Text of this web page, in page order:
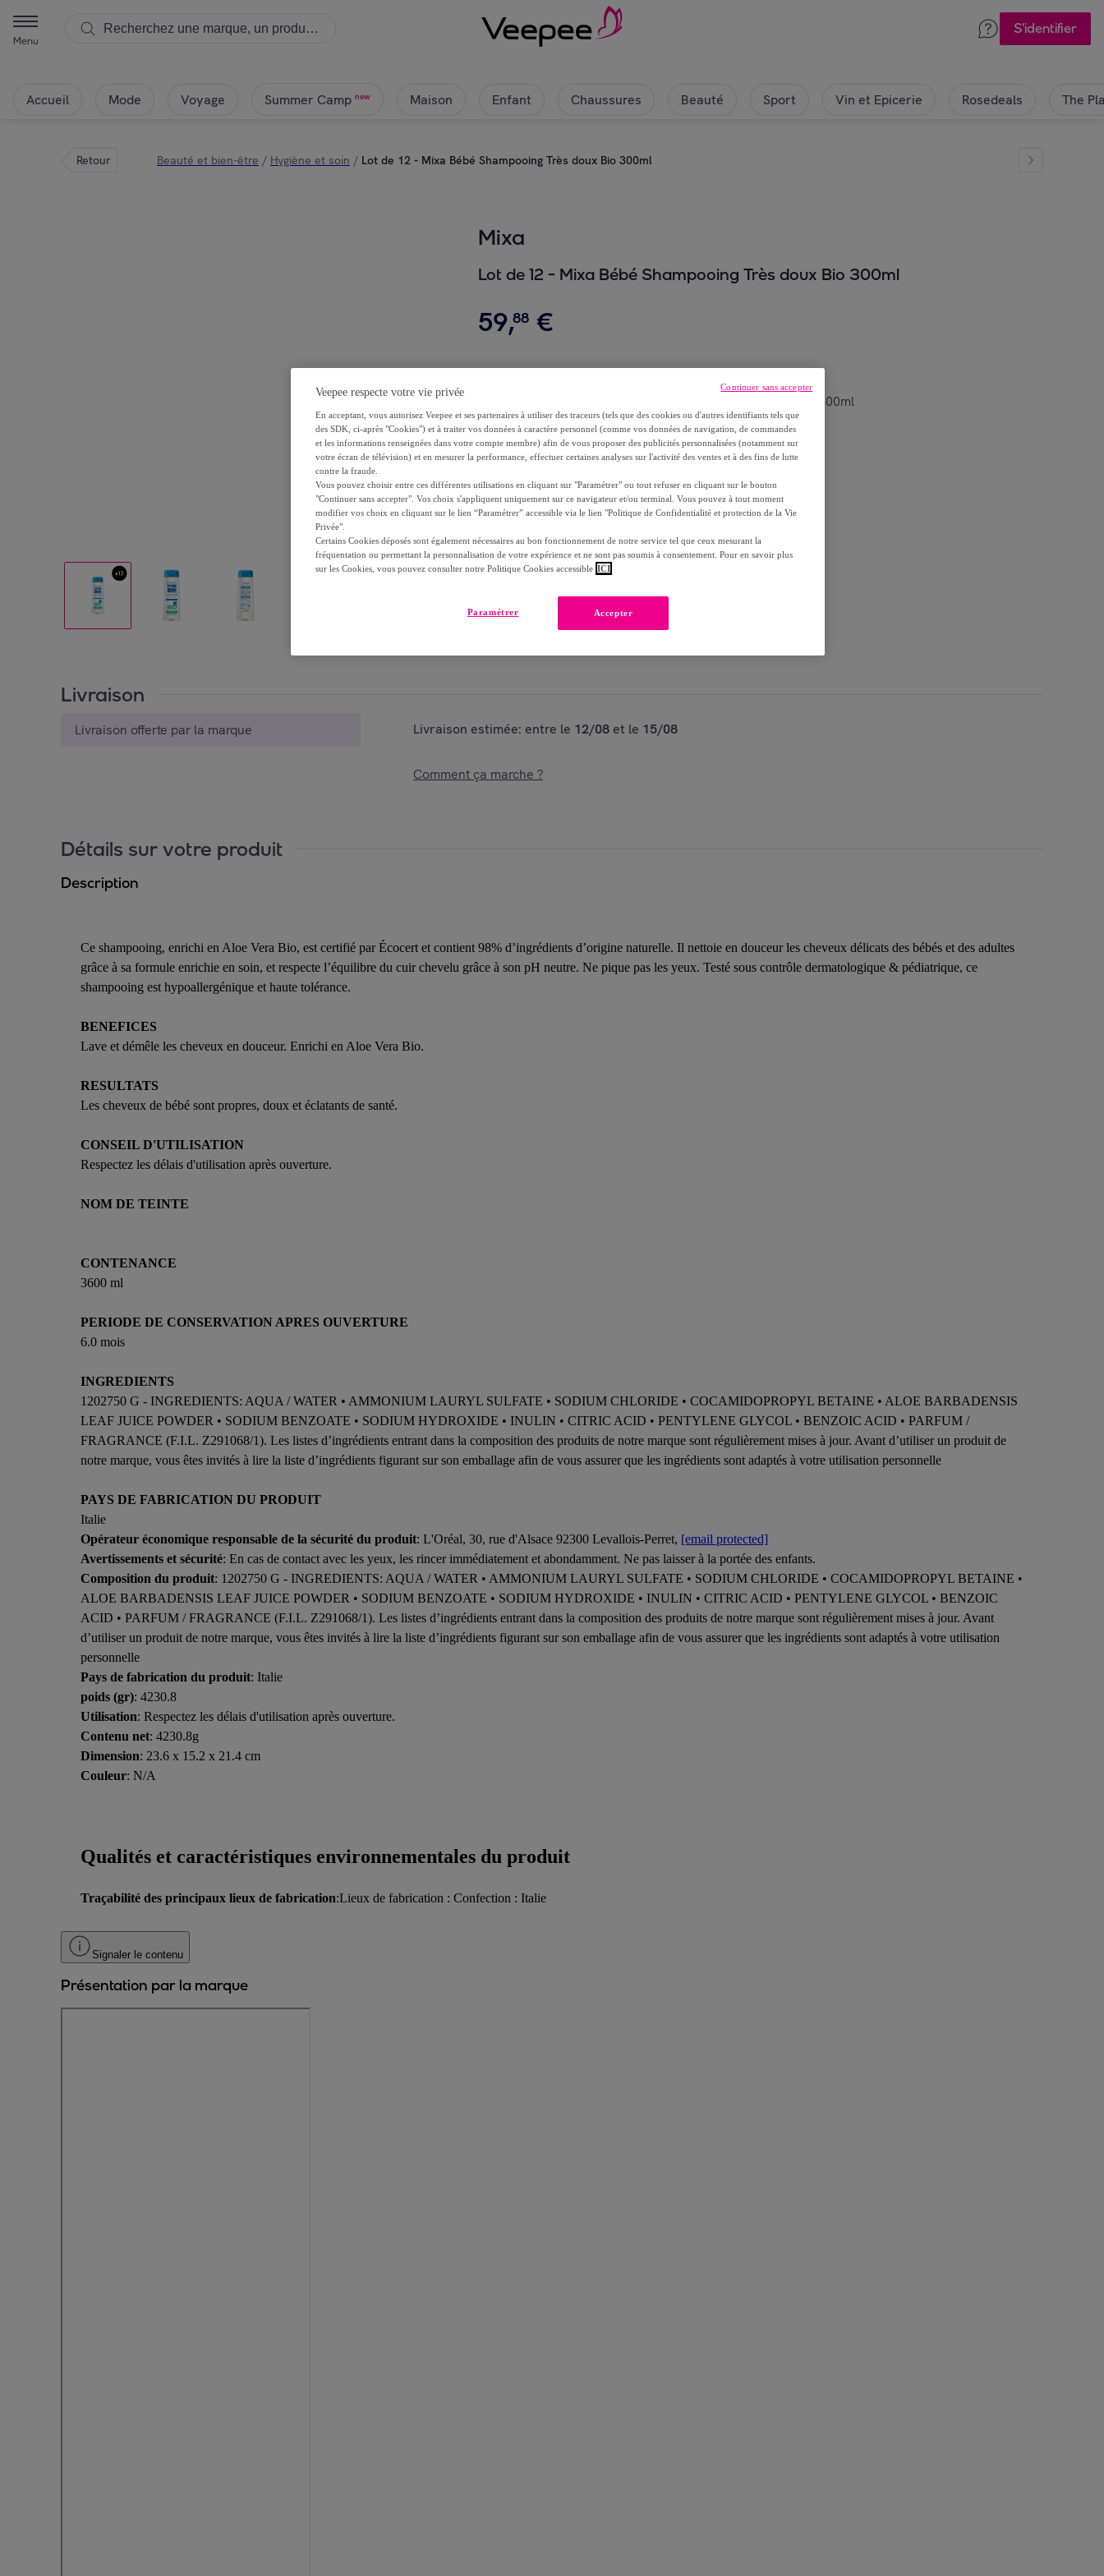
Menu
S'identifier
Accueil Mode Voyage Summer Camp new Maison Enfant Chaussures Beauté Sport Vin et Epicerie Rosedeals The
Retour Beauté et bien-être / Hygiène et soin / Lot de 12 - Mixa Bébé Shampooing Très doux Bio 300ml
Mixa
Lot de 12 - Mixa Bébé Shampooing Très doux Bio 300ml
59,88 €
Lot de 12 - Mixa Bébé Shampooing Très doux Bio 300ml
1 Ajouter au panier
Vendu par OCTOPUS SERVICES
Livraison
Livraison offerte par la marque Livraison estimée: entre le 12/08 et le 15/08
Comment ça marche ?
Détails sur votre produit
Description
Ce shampooing, enrichi en Aloe Vera Bio, est certifié par Écocert et contient 98% d’ingrédients d’origine naturelle. Il nettoie en douceur les cheveux délicats des bébés et des adultes
grâce à sa formule enrichie en soin, et respecte l’équilibre du cuir chevelu grâce à son pH neutre. Ne pique pas les yeux. Testé sous contrôle dermatologique & pédiatrique, ce
shampooing est hypoallergénique et haute tolérance.
BENEFICES
Lave et démêle les cheveux en douceur. Enrichi en Aloe Vera Bio.
RESULTATS
Les cheveux de bébé sont propres, doux et éclatants de santé.
CONSEIL D'UTILISATION
Respectez les délais d'utilisation après ouverture.
NOM DE TEINTE
CONTENANCE
3600 ml
PERIODE DE CONSERVATION APRES OUVERTURE
6.0 mois
INGREDIENTS
1202750 G - INGREDIENTS: AQUA / WATER • AMMONIUM LAURYL SULFATE • SODIUM CHLORIDE • COCAMIDOPROPYL BETAINE • ALOE BARBADENSIS
LEAF JUICE POWDER • SODIUM BENZOATE • SODIUM HYDROXIDE • INULIN • CITRIC ACID • PENTYLENE GLYCOL • BENZOIC ACID • PARFUM /
FRAGRANCE (F.I.L. Z291068/1). Les listes d’ingrédients entrant dans la composition des produits de notre marque sont régulièrement mises à jour. Avant d’utiliser un produit de
notre marque, vous êtes invités à lire la liste d’ingrédients figurant sur son emballage afin de vous assurer que les ingrédients sont adaptés à votre utilisation personnelle
PAYS DE FABRICATION DU PRODUIT
Italie
Opérateur économique responsable de la sécurité du produit: L'Oréal, 30, rue d'Alsace 92300 Levallois-Perret, [email protected]
Avertissements et sécurité: En cas de contact avec les yeux, les rincer immédiatement et abondamment. Ne pas laisser à la portée des enfants.
Composition du produit: 1202750 G - INGREDIENTS: AQUA / WATER • AMMONIUM LAURYL SULFATE • SODIUM CHLORIDE • COCAMIDOPROPYL BETAINE •
ALOE BARBADENSIS LEAF JUICE POWDER • SODIUM BENZOATE • SODIUM HYDROXIDE • INULIN • CITRIC ACID • PENTYLENE GLYCOL • BENZOIC
ACID • PARFUM / FRAGRANCE (F.I.L. Z291068/1). Les listes d’ingrédients entrant dans la composition des produits de notre marque sont régulièrement mises à jour. Avant
d’utiliser un produit de notre marque, vous êtes invités à lire la liste d’ingrédients figurant sur son emballage afin de vous assurer que les ingrédients sont adaptés à votre utilisation
personnelle
Pays de fabrication du produit: Italie
poids (gr): 4230.8
Utilisation: Respectez les délais d'utilisation après ouverture.
Contenu net: 4230.8g
Dimension: 23.6 x 15.2 x 21.4 cm
Couleur: N/A
Qualités et caractéristiques environnementales du produit
Traçabilité des principaux lieux de fabrication:Lieux de fabrication : Confection : Italie
Signaler le contenu
Présentation par la marque
Veepee respecte votre vie privée
En acceptant, vous autorisez Veepee et ses partenaires à utiliser des traceurs (tels que des cookies ou d'autres identifiants tels que
des SDK, ci-après "Cookies") et à traiter vos données à caractère personnel (comme vos données de navigation, de commandes
et les informations renseignées dans votre compte membre) afin de vous proposer des publicités personnalisées (notamment sur
votre écran de télévision) et en mesurer la performance, effectuer certaines analyses sur l'activité des ventes et à des fins de lutte
contre la fraude.
Vous pouvez choisir entre ces différentes utilisations en cliquant sur "Paramétrer" ou tout refuser en cliquant sur le bouton
"Continuer sans accepter". Vos choix s'appliquent uniquement sur ce navigateur et/ou terminal. Vous pouvez à tout moment
modifier vos choix en cliquant sur le lien “Paramétrer” accessible via le lien "Politique de Confidentialité et protection de la Vie
Privée".
Certains Cookies déposés sont également nécessaires au bon fonctionnement de notre service tel que ceux mesurant la
fréquentation ou permettant la personnalisation de votre expérience et ne sont pas soumis à consentement. Pour en savoir plus
sur les Cookies, vous pouvez consulter notre Politique Cookies accessible ICI
Accepter
Paramétrer
Continuer sans accepter